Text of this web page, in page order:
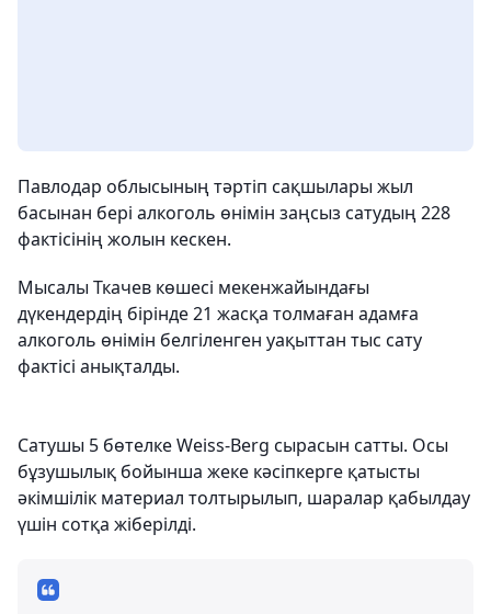
Павлодар облысының тәртіп сақшылары жыл
басынан бері алкоголь өнімін заңсыз сатудың 228
фактісінің жолын кескен.
Мысалы Ткачев көшесі мекенжайындағы
дүкендердің бірінде 21 жасқа толмаған адамға
алкоголь өнімін белгіленген уақыттан тыс сату
фактісі анықталды.
Сатушы 5 бөтелке Weiss-Berg сырасын сатты. Осы
бұзушылық бойынша жеке кәсіпкерге қатысты
әкімшілік материал толтырылып, шаралар қабылдау
үшін сотқа жіберілді.